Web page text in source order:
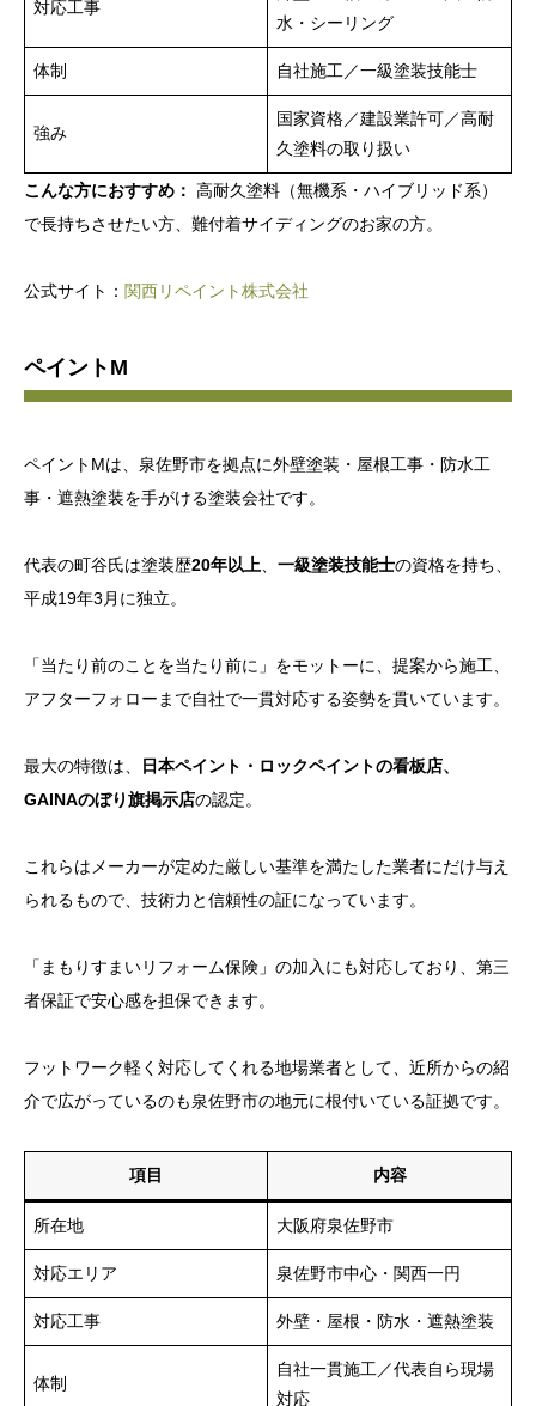
対応工事
水・シーリング
体制 自社施工／一級塗装技能士
強み
国家資格／建設業許可／高耐
久塗料の取り扱い
こんな方におすすめ： 高耐久塗料（無機系・ハイブリッド系）
で長持ちさせたい方、難付着サイディングのお家の方。
公式サイト： 関西リペイント株式会社
ペイントM
ペイントMは、泉佐野市を拠点に外壁塗装・屋根工事・防水工
事・遮熱塗装を手がける塗装会社です。
代表の町谷氏は塗装歴20年以上 一級塗装技能士の資格を持ち、
平成19年3月に独立。
「当たり前のことを当たり前に」をモットーに、提案から施工、
アフターフォローまで自社で一貫対応する姿勢を貫いています。
最大の特徴は、
日本ペイント・ロックペイントの看板店、
GAINAのぼり旗掲示店の認定。
これらはメーカーが定めた厳しい基準を満たした業者にだけ与え
られるもので、技術力と信頼性の証になっています。
「まもりすまいリフォーム保険」の加入にも対応しており、第三
者保証で安心感を担保できます。
フットワーク軽く対応してくれる地場業者として、近所からの紹
介で広がっているのも泉佐野市の地元に根付いている証拠です。
項目 内容
所在地 大阪府泉佐野市
対応エリア 泉佐野市中心・関西一円
対応工事 外壁・屋根・防水・遮熱塗装
体制
自社一貫施工／代表自ら現場
対応